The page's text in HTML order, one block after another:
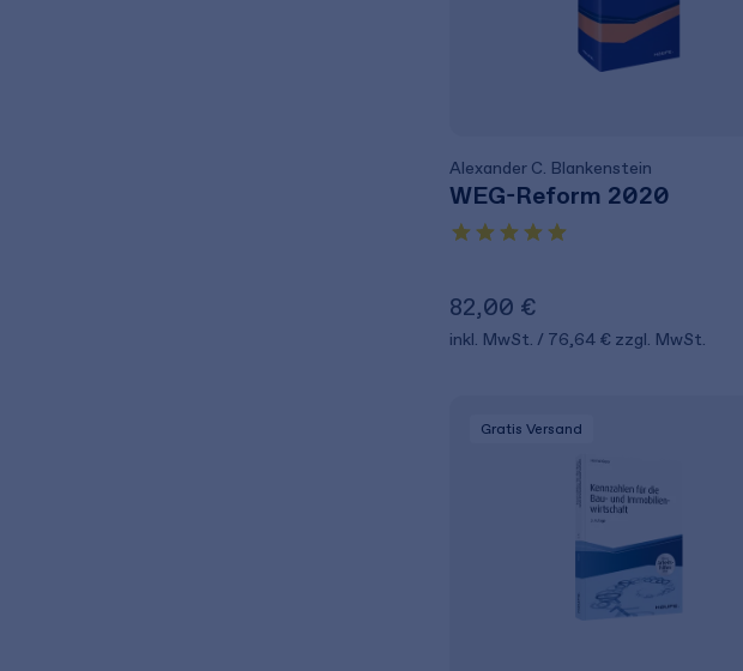
Alexander C. Blankenstein
WEG-Reform 2020
82,00 €
inkl. MwSt. 76,64 € zzgl. MwSt.
Gratis Versand